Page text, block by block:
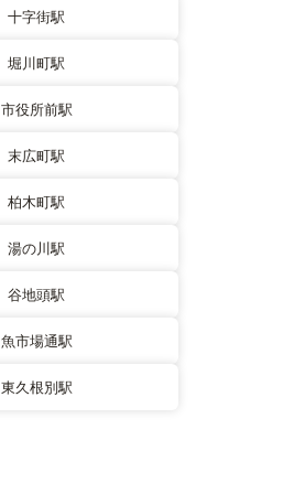
十字街駅
堀川町駅
市役所前駅
末広町駅
柏木町駅
湯の川駅
谷地頭駅
魚市場通駅
東久根別駅